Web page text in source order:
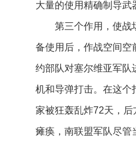
大量的使用精确制导武
第三个作用，使战
备使用后，作战空间空
约部队对塞尔维亚军队
机和导弹打击。在这个
家被狂轰乱炸72天，后
瘫痪，南联盟军队尽管